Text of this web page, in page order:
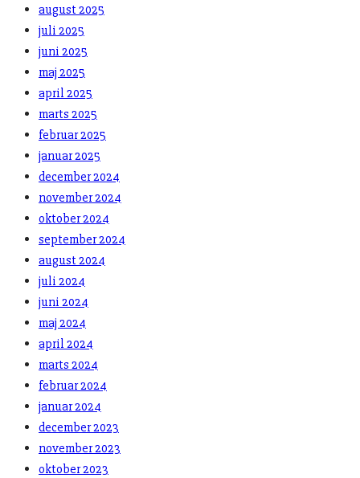
august 2025
juli 2025
juni 2025
maj 2025
april 2025
marts 2025
februar 2025
januar 2025
december 2024
november 2024
oktober 2024
september 2024
august 2024
juli 2024
juni 2024
maj 2024
april 2024
marts 2024
februar 2024
januar 2024
december 2023
november 2023
oktober 2023